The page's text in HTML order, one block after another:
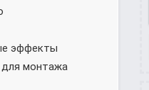
эффекты
монтажа